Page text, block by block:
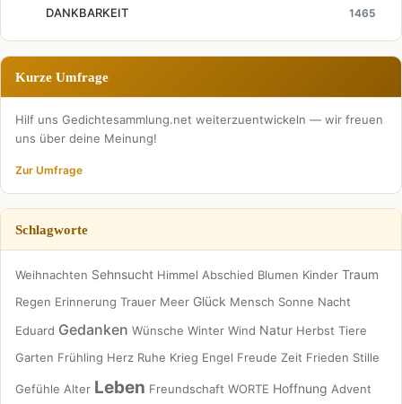
DANKBARKEIT 1465
Kurze Umfrage
Hilf uns Gedichtesammlung.net weiterzuentwickeln — wir freuen
uns über deine Meinung!
Zur Umfrage
Schlagworte
Weihnachten Sehnsucht Himmel Abschied Blumen Kinder Traum
Regen Erinnerung Trauer Meer Glück Mensch Sonne Nacht
Eduard Gedanken Wünsche Winter Wind Natur Herbst Tiere
Garten Frühling Herz Ruhe Krieg Engel Freude Zeit Frieden Stille
Gefühle Alter Leben Freundschaft WORTE Hoffnung Advent